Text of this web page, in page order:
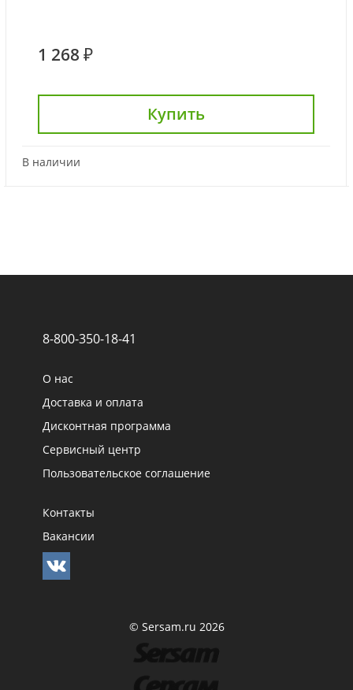
1 268 ₽
Купить
В наличии
8-800-350-18-41
О нас
Доставка и оплата
Дисконтная программа
Сервисный центр
Пользовательское соглашение
Контакты
Вакансии
© Sersam.ru 2026